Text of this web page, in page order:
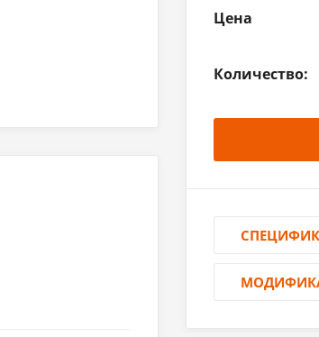
Цена
Количество: